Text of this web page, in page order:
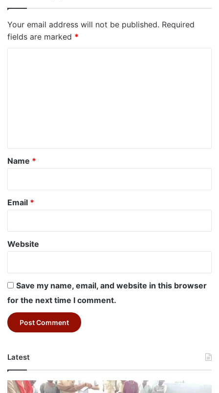
Your email address will not be published. Required
fields are marked *
*
Name *
Email *
Website
Save my name, email, and website in this browser
for the next time I comment.
Latest
Betul